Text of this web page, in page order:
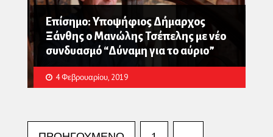
Επίσημο: Υποψήφιος Δήμαρχος
Ξάνθης ο Μανώλης Τσέπελης με νέο
συνδυασμό “Δύναμη για το αύριο”
4 Φεβρουαρίου, 2019